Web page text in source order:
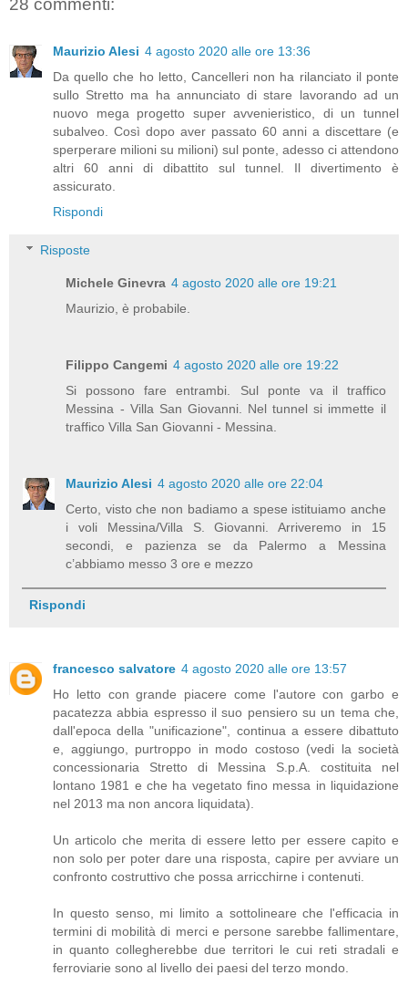
28 commenti:
Maurizio Alesi 4 agosto 2020 alle ore 13:36
Da quello che ho letto, Cancelleri non ha rilanciato il ponte
sullo Stretto ma ha annunciato di stare lavorando ad un
nuovo mega progetto super avvenieristico, di un tunnel
subalveo. Così dopo aver passato 60 anni a discettare (e
sperperare milioni su milioni) sul ponte, adesso ci attendono
altri 60 anni di dibattito sul tunnel. Il divertimento è
assicurato.
Rispondi
Risposte
Michele Ginevra 4 agosto 2020 alle ore 19:21
Maurizio, è probabile.
Filippo Cangemi 4 agosto 2020 alle ore 19:22
Si possono fare entrambi. Sul ponte va il traffico
Messina - Villa San Giovanni. Nel tunnel si immette il
traffico Villa San Giovanni - Messina.
Maurizio Alesi 4 agosto 2020 alle ore 22:04
Certo, visto che non badiamo a spese istituiamo anche
i voli Messina/Villa S. Giovanni. Arriveremo in 15
secondi, e pazienza se da Palermo a Messina
c’abbiamo messo 3 ore e mezzo
Rispondi
francesco salvatore 4 agosto 2020 alle ore 13:57
Ho letto con grande piacere come l'autore con garbo e
pacatezza abbia espresso il suo pensiero su un tema che,
dall'epoca della "unificazione", continua a essere dibattuto
e, aggiungo, purtroppo in modo costoso (vedi la società
concessionaria Stretto di Messina S.p.A. costituita nel
lontano 1981 e che ha vegetato fino messa in liquidazione
nel 2013 ma non ancora liquidata).
Un articolo che merita di essere letto per essere capito e
non solo per poter dare una risposta, capire per avviare un
confronto costruttivo che possa arricchirne i contenuti.
In questo senso, mi limito a sottolineare che l'efficacia in
termini di mobilità di merci e persone sarebbe fallimentare,
in quanto collegherebbe due territori le cui reti stradali e
ferroviarie sono al livello dei paesi del terzo mondo.